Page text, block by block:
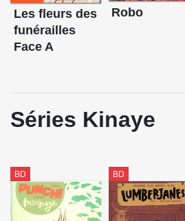
Les fleurs des
funérailles
Face A
Robo
Séries Kinaye
BD BD